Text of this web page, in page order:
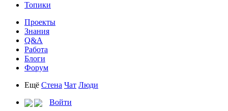
Топики
Проекты
Знания
Q&A
Работа
Блоги
Форум
Ещё Стена Чат Люди
Войти